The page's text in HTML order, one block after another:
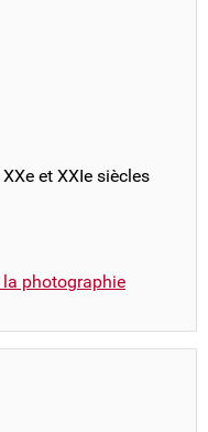
et XXIe siècles
la photographie